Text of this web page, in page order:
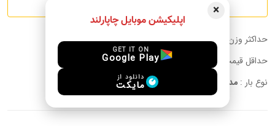
حداکثر وزن قابل حمل :25.00 kg
حداقل قیمت به ازای هر کیلوگرم:توافقی
نوع بار : مدارک, پوشاک, لوازم الکترونیکی, دیگر
×
اپلیکیشن موبایل چاپارلند
GET IT ON
Google Play
دانلود از
مایکت